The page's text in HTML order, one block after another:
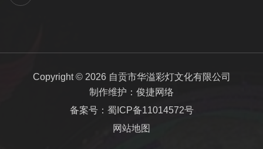
Copyright © 2026 自贡市华溢彩灯文化有限公司
制作维护：俊捷网络
备案号：蜀ICP备11014572号
网站地图